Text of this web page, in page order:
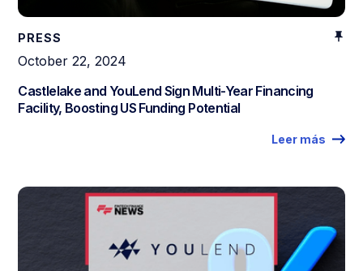
PRESS
October 22, 2024
Castlelake and YouLend Sign Multi-Year Financing
Facility, Boosting US Funding Potential
Leer más